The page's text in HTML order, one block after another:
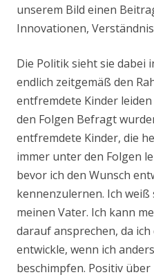
unserem Bild einen
Innovationen,
Die Politik sieht sie dabei
endlich zeitgemäß den
entfremdete Kinder
den Folgen Befragt
entfremdete Kinder, die
immer unter den Folgen
bevor ich den Wunsch
kennenzulernen. Ich
meinen Vater. Ich kann
darauf ansprechen, da
entwickle, wenn ich
beschimpfen. Positiv